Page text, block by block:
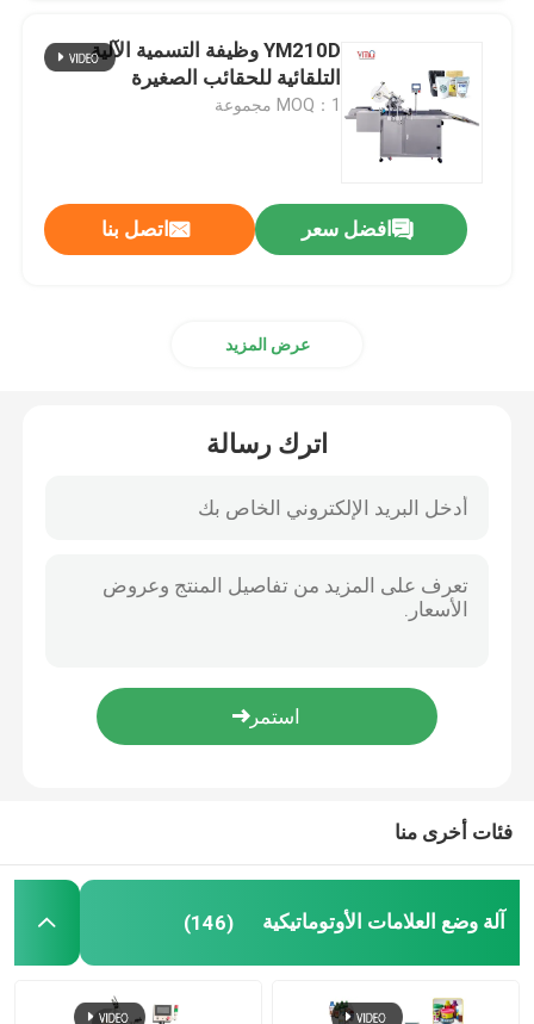
منتجات
أشرطة فيديو
YM210D وظيفة التسمية الآلية
التلقائية للحقائب الصغيرة
MOQ：1 مجموعة
افضل سعر اتصل بنا
عرض المزيد
اترك رسالة
فئات أخرى منا
آلة وضع العلامات الأوتوماتيكية (146)